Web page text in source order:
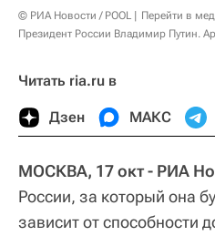
© РИА Новости / POOL
Перейти в
Президент России Владимир Путин.
Читать ria.ru в
Дзен МАКС
МОСКВА, 17 окт - РИА
России, за который она
зависит от способности